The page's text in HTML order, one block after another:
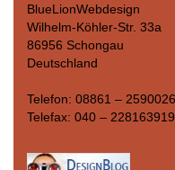
BlueLionWebdesign
Wilhelm-Köhler-Str. 33a
86956 Schongau
Deutschland
Telefon: 08861 – 2590026
Telefax: 040 – 228163919